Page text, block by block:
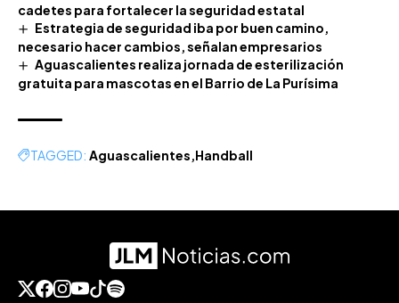
cadetes para fortalecer la seguridad estatal
Estrategia de seguridad iba por buen camino,
necesario hacer cambios, señalan empresarios
Aguascalientes realiza jornada de esterilización
gratuita para mascotas en el Barrio de La Purísima
TAGGED: Aguascalientes Handball